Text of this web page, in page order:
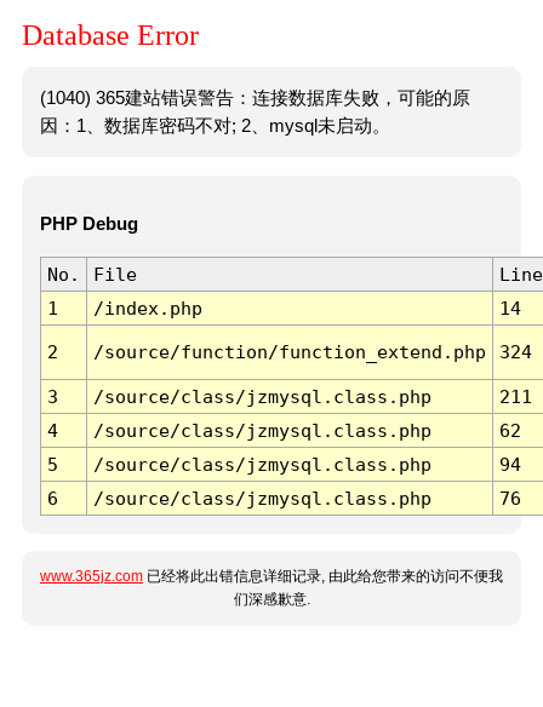
Database Error
(1040) 365建站错误警告：连接数据库失败，可能的原
因：1、数据库密码不对; 2、mysql未启动。
PHP Debug
No. File
Line
1
/index.php 14
2 /source/function/function_extend.php 324
3 /source/class/jzmysql.class.php
211
4
/source/class/jzmysql.class.php
62
5
/source/class/jzmysql.class.php
94
6
/source/class/jzmysql.class.php 76
www.365jz.com 已经将此出错信息详细记录, 由此给您带来的访问不便我
们深感歉意.